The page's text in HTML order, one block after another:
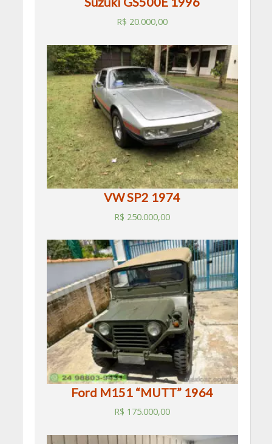
R$ 20.000,00
VW SP2 1974
R$ 250.000,00
Ford M151 “MUTT” 1964
R$ 175.000,00